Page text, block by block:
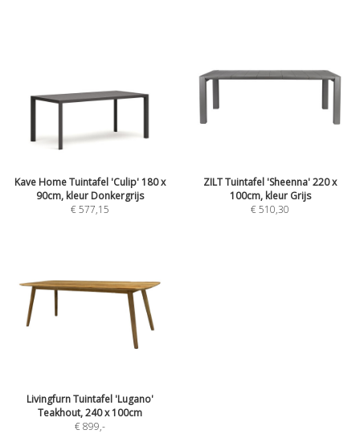
Kave Home Tuintafel 'Culip' 180 x
90cm, kleur Donkergrijs
€ 577,15
ZILT Tuintafel 'Sheenna' 220 x
100cm, kleur Grijs
€ 510,30
Livingfurn Tuintafel 'Lugano'
Teakhout, 240 x 100cm
€ 899,-